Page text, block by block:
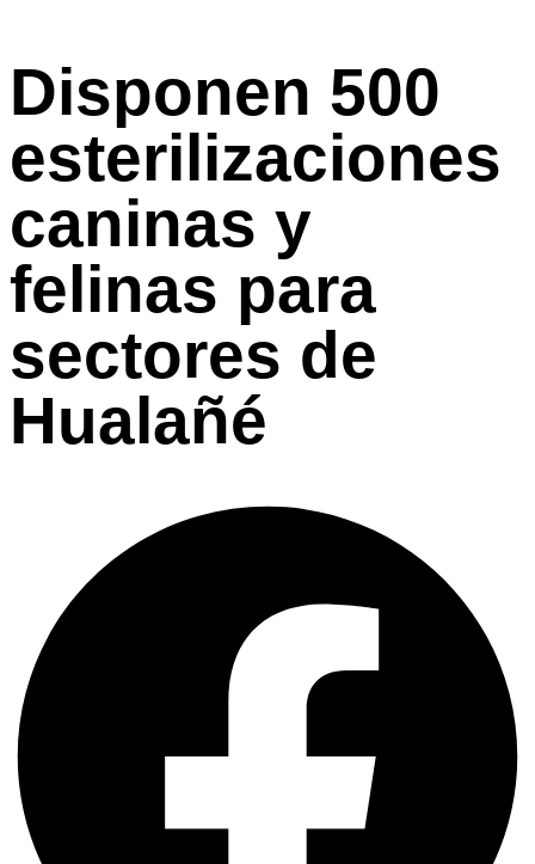
Disponen 500
esterilizaciones
caninas y
felinas para
sectores de
Hualañé